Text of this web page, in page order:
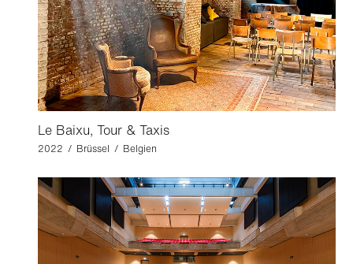
Le Baixu, Tour & Taxis
2022 / Brüssel / Belgien